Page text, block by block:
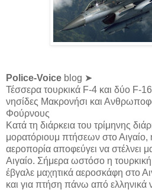
Police-Voice blog ➤
Τέσσερα τουρκικά F-4 και δύο F-
νησίδες Μακρονήσι και
Φούρνους
Κατά τη διάρκεια του τρίμηνης
μορατόριουμ πτήσεων στο Αιγαίο,
αεροπορία αποφεύγει να στέλνει
Αιγαίο. Σήμερα ωστόσο η
έβγαλε μαχητικά αεροσκάφη στο
και για πτήση πάνω από ελληνικά